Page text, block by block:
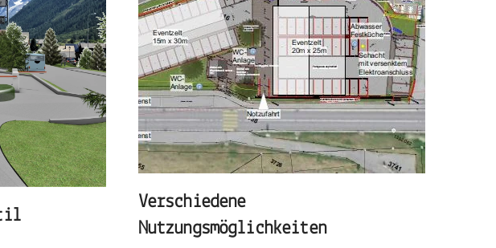
Verschiedene
Nutzungsmöglichkeiten